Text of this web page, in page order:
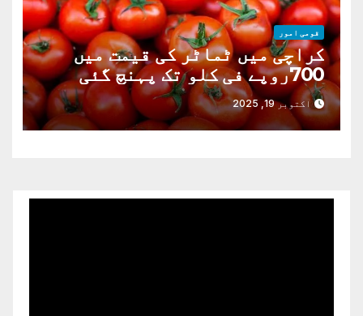
قومی امور
کراچی میں ٹماٹر کی قیمت میں
700روپے فی کلو تک پہنچ گئی
اکتوبر 19, 2025